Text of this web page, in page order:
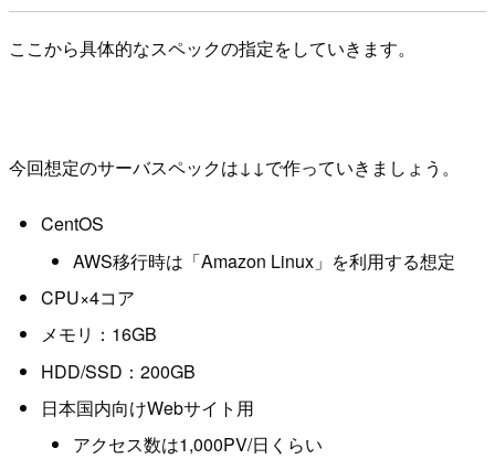
ここから具体的なスペックの指定をしていきます。
今回想定のサーバスペックは↓↓で作っていきましょう。
CentOS
AWS移行時は「Amazon Linux」を利用する想定
CPU×4コア
メモリ：16GB
HDD/SSD：200GB
日本国内向けWebサイト用
アクセス数は1,000PV/日くらい